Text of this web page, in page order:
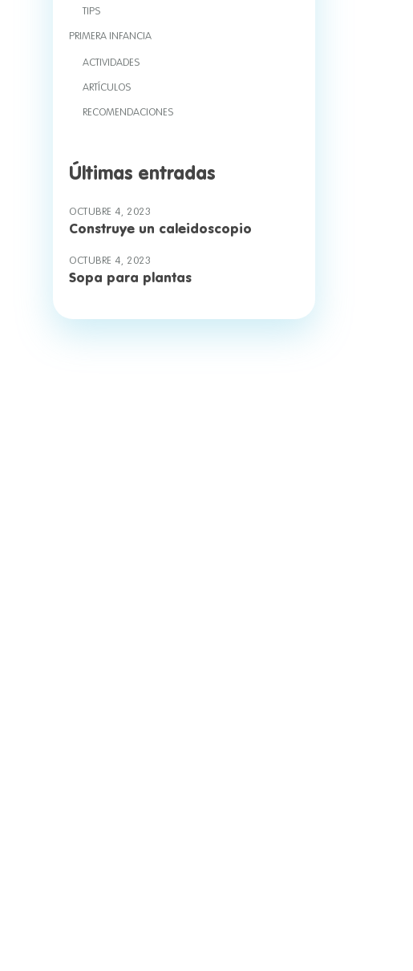
TIPS
PRIMERA INFANCIA
ACTIVIDADES
ARTÍCULOS
RECOMENDACIONES
Últimas entradas
OCTUBRE 4, 2023
Construye un caleidoscopio
OCTUBRE 4, 2023
Sopa para plantas